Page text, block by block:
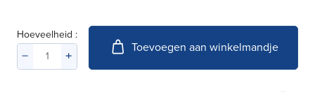
Hoeveelheid :
Toevoegen aan winkelmandje